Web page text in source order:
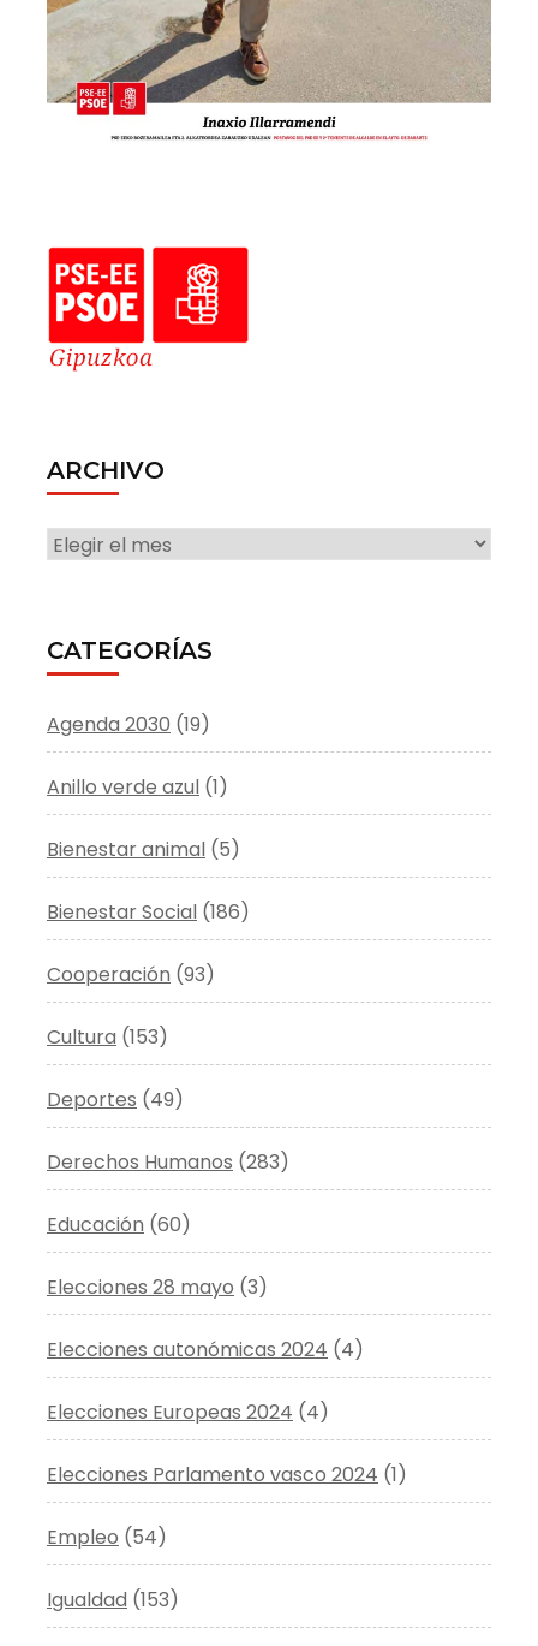
ARCHIVO
ARCHIVO
CATEGORÍAS
Agenda 2030 (19)
Anillo verde azul (1)
Bienestar animal (5)
Bienestar Social (186)
Cooperación (93)
Cultura (153)
Deportes (49)
Derechos Humanos (283)
Educación (60)
Elecciones 28 mayo (3)
Elecciones autonómicas 2024 (4)
Elecciones Europeas 2024 (4)
Elecciones Parlamento vasco 2024 (1)
Empleo (54)
Igualdad (153)